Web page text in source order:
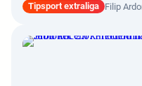
Tipsport extraliga Filip